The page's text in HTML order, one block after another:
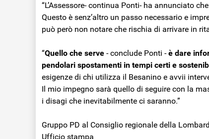
“L’Assessore- continua Ponti- ha annunciato
Questo è senz’altro un passo necessario e
può però non notare che rischia di arrivare in
“Quello che serve - conclude Ponti -è dare
pendolari spostamenti in tempi certi e
esigenze di chi utilizza il Besanino e avvii
Il mio impegno sarà quello di seguire con la
i disagi che inevitabilmente ci saranno.”
Gruppo PD al Consiglio regionale della
Ufficio stampa